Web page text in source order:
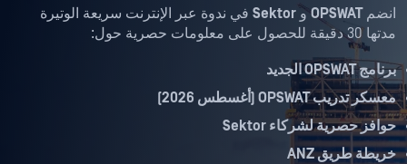
انضمOPSWAT و Sektor في ندوة عبر الإنترنت سريعة الوتيرة
مدتها 30 دقيقة للحصول على معلومات حصرية حول:
برنامج OPSWAT الجديد
معسكر تدريب OPSWAT (أغسطس 2026)
حوافز حصرية لشركاء Sektor
خريطة طريق ANZ